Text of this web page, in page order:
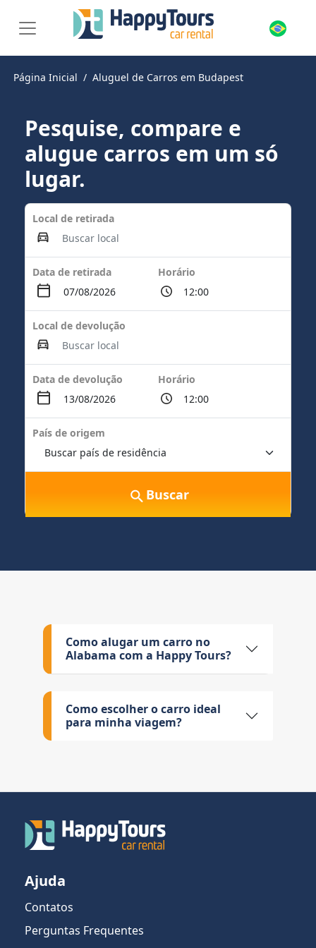
Página Inicial Aluguel de Carros em Budapest
Pesquise, compare e
alugue carros em um só
lugar.
Local de retirada
Data de retirada Horário
Local de devolução
Data de devolução Horário
País de origem
Buscar
Como alugar um carro no
Alabama com a Happy Tours?
Como escolher o carro ideal
para minha viagem?
Ajuda
Contatos
Perguntas Frequentes